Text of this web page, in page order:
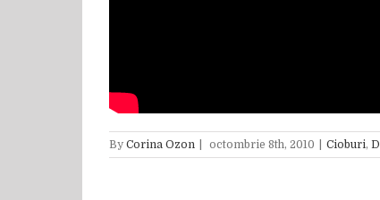
By Corina Ozon octombrie 8th, 2010 Cioburi,